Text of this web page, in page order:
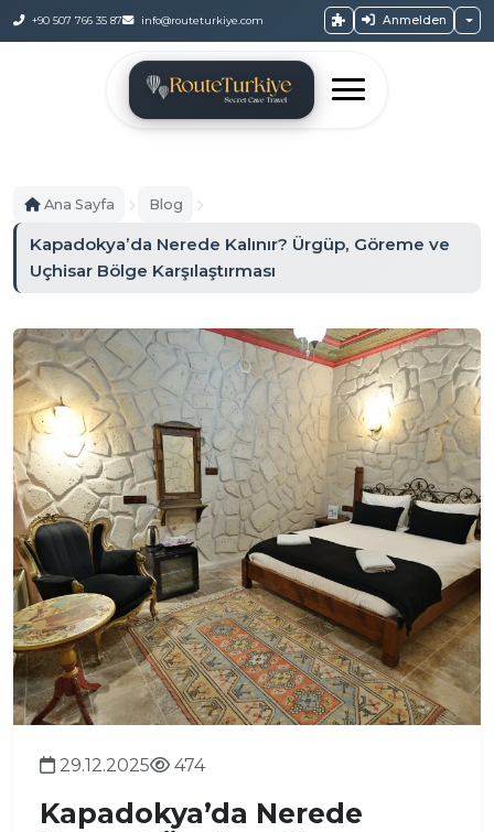
+90 507 766 35 87 info@routeturkiye.com Anmelden
Ana Sayfa Blog
Kapadokya’da Nerede Kalınır? Ürgüp, Göreme ve
Uçhisar Bölge Karşılaştırması
29.12.2025 474
Kapadokya’da Nerede